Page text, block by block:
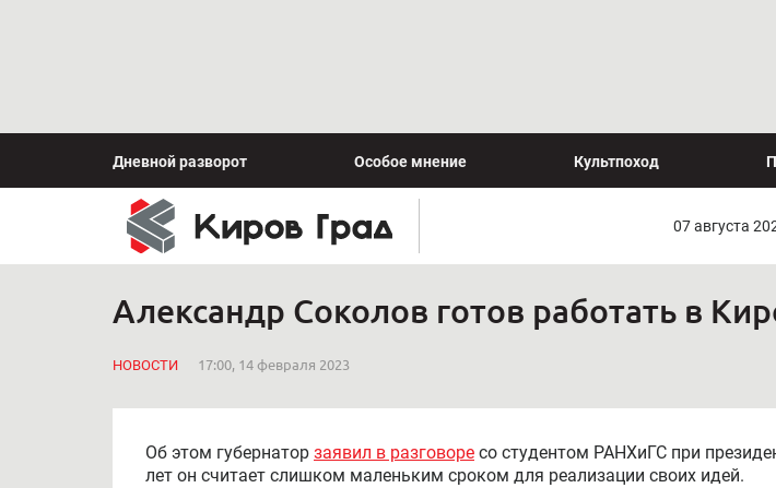
Дневной разворот Особое мнение Культпоход
07 августа
Александр Соколов готов работать в
НОВОСТИ 17:00, 14 февраля 2023
Об этом губернатор заявил в разговоре со студентом РАНХиГС при
лет он считает слишком маленьким сроком для реализации своих идей.